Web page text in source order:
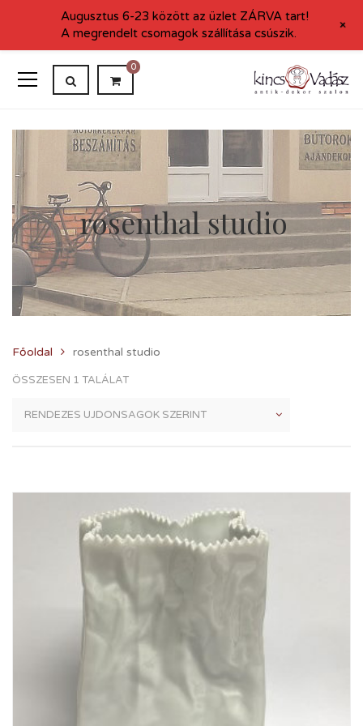
0
rosenthal studio
Főoldal rosenthal studio
ÖSSZESEN 1 TALÁLAT
Augusztus 6-23 között az üzlet ZÁRVA tart!
A megrendelt csomagok szállítása csúszik.
+